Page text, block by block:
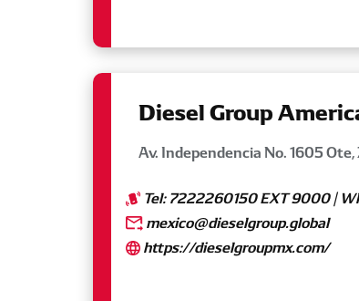
Diesel Group
Av. Independencia No. 1605 Ote,
Tel: 7222260150 EXT 9000 |
mexico@dieselgroup.global
https://dieselgroupmx.com/